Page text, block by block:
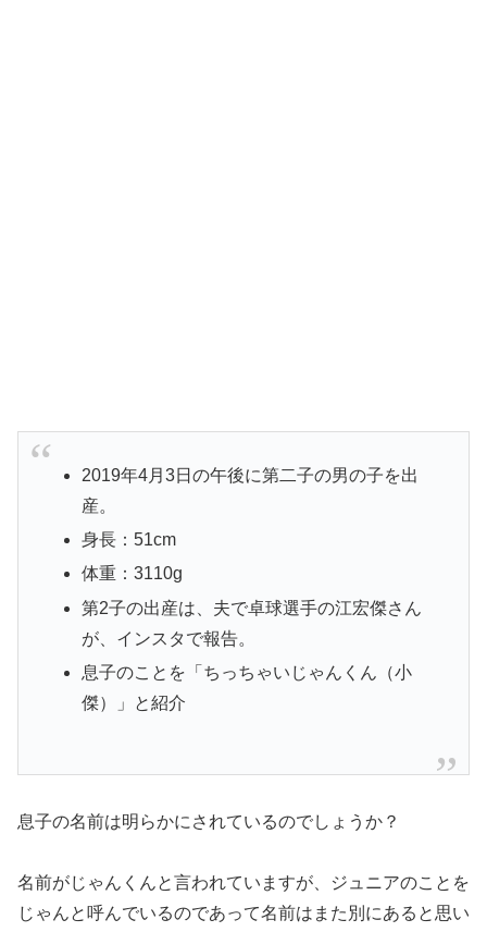
2019年4月3日の午後に第二子の男の子を出
産。
身長：51cm
体重：3110g
第2子の出産は、夫で卓球選手の江宏傑さん
が、インスタで報告。
息子のことを「ちっちゃいじゃんくん（小
傑）」と紹介
息子の名前は明らかにされているのでしょうか？
名前がじゃんくんと言われていますが、ジュニアのことを
じゃんと呼んでいるのであって名前はまた別にあると思い